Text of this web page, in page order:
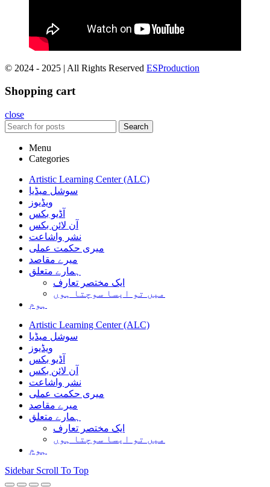
© 2024 - 2025 | All Rights Reserved ESProduction
Shopping cart
close
Search
Menu
Categories
Artistic Learning Center (ALC)
سوشل میڈیا
ویڈیوز
آڈیو بکس
آن لائن بکس
نشر واشاعت
میری حکمت عملی
میرے مقاصد
ہمارے متعلق
ایک مختصر تعارف
میں تو ایسا سوچتا ہوں
ہوم
Artistic Learning Center (ALC)
سوشل میڈیا
ویڈیوز
آڈیو بکس
آن لائن بکس
نشر واشاعت
میری حکمت عملی
میرے مقاصد
ہمارے متعلق
ایک مختصر تعارف
میں تو ایسا سوچتا ہوں
ہوم
Sidebar Scroll To Top